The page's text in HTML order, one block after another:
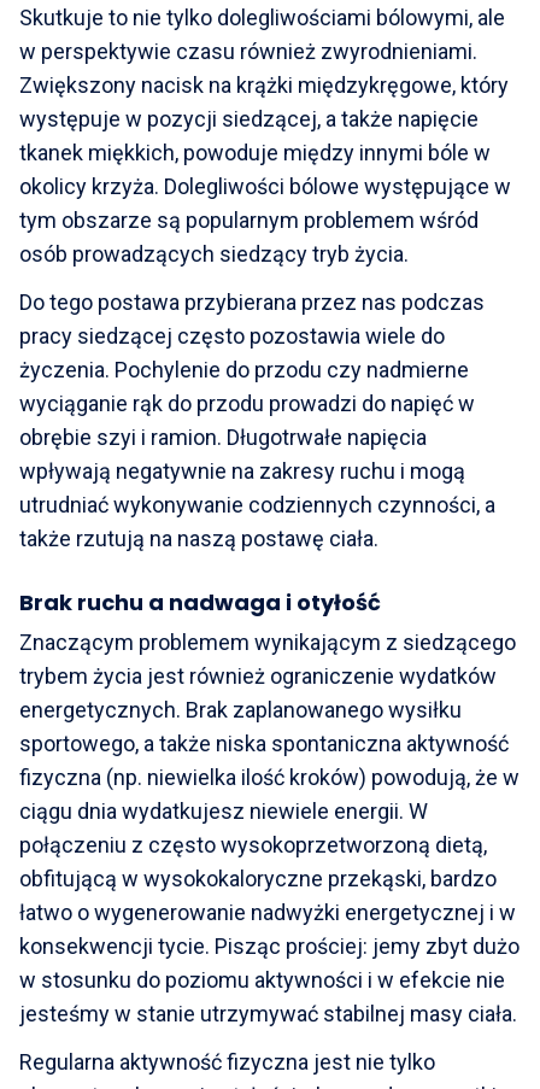
Skutkuje to nie tylko dolegliwościami bólowymi, ale
w perspektywie czasu również zwyrodnieniami.
Zwiększony nacisk na krążki międzykręgowe, który
występuje w pozycji siedzącej, a także napięcie
tkanek miękkich, powoduje między innymi bóle w
okolicy krzyża. Dolegliwości bólowe występujące w
tym obszarze są popularnym problemem wśród
osób prowadzących siedzący tryb życia.
Do tego postawa przybierana przez nas podczas
pracy siedzącej często pozostawia wiele do
życzenia. Pochylenie do przodu czy nadmierne
wyciąganie rąk do przodu prowadzi do napięć w
obrębie szyi i ramion. Długotrwałe napięcia
wpływają negatywnie na zakresy ruchu i mogą
utrudniać wykonywanie codziennych czynności, a
także rzutują na naszą postawę ciała.
Brak ruchu a nadwaga i otyłość
Znaczącym problemem wynikającym z siedzącego
trybem życia jest również ograniczenie wydatków
energetycznych. Brak zaplanowanego wysiłku
sportowego, a także niska spontaniczna aktywność
fizyczna (np. niewielka ilość kroków) powodują, że w
ciągu dnia wydatkujesz niewiele energii. W
połączeniu z często wysokoprzetworzoną dietą,
obfitującą w wysokokaloryczne przekąski, bardzo
łatwo o wygenerowanie nadwyżki energetycznej i w
konsekwencji tycie. Pisząc prościej: jemy zbyt dużo
w stosunku do poziomu aktywności i w efekcie nie
jesteśmy w stanie utrzymywać stabilnej masy ciała.
Regularna aktywność fizyczna jest nie tylko